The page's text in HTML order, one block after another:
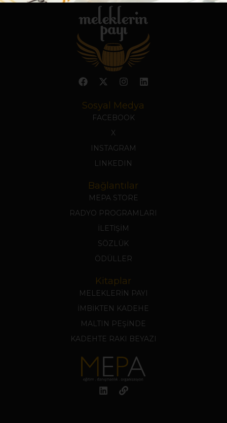
Sosyal Medya
FACEBOOK
X
INSTAGRAM
LINKEDIN
Bağlantılar
MEPA STORE
RADYO PROGRAMLARI
İLETİŞİM
SÖZLÜK
ÖDÜLLER
Kitaplar
MELEKLERİN PAYI
İMBİKTEN KADEHE
MALTIN PEŞİNDE
KADEHTE RAKI BEYAZI